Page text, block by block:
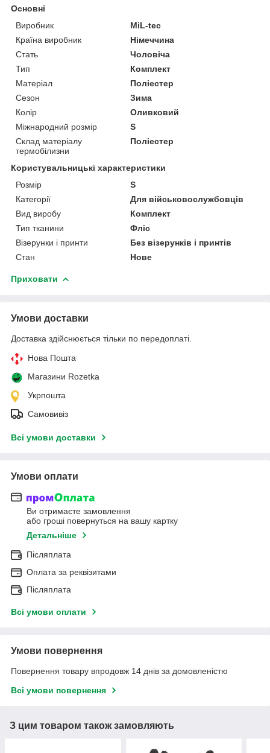
Основні
Виробник
MiL-tec
Країна виробник
Німеччина
Стать
Чоловіча
Тип
Комплект
Матеріал
Поліестер
Сезон
Зима
Колір
Оливковий
Міжнародний розмір
S
Склад матеріалу
термобілизни
Поліестер
Користувальницькі характеристики
Розмір
S
Категорії
Для військовослужбовців
Вид виробу
Комплект
Тип тканини
Фліс
Візерунки і принти
Без візерунків і принтів
Стан
Нове
Приховати
Умови доставки
Доставка здійснюється тільки по передоплаті.
Нова Пошта
Магазини Rozetka
Укрпошта
Самовивіз
Всі умови доставки
Умови оплати
Ви отримаєте замовлення
або гроші повернуться на вашу картку
Детальніше
Післяплата
Оплата за реквізитами
Післяплата
Всі умови оплати
Умови повернення
Повернення товару впродовж 14 днів за домовленістю
Всі умови повернення
З цим товаром також замовляють